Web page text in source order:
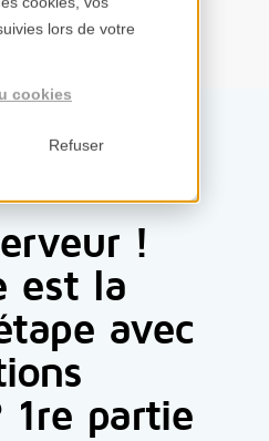
lors de votre
cookies
Refuser
!
est la
avec
1re partie